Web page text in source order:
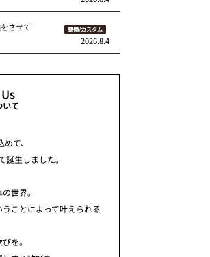
させて
整備/カスタム
2026.8.4
いて
て、
生しました。
世界。
ことによって叶えられる
を。